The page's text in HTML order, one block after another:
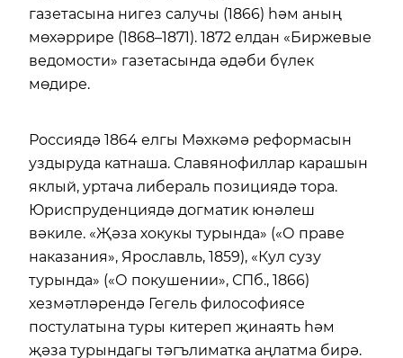
газетасына нигез салучы (1866) һәм аның
мөхәррире (1868–1871). 1872 елдан «Биржевые
ведомости» газетасында әдәби бүлек
мөдире.
Россиядә 1864 елгы Мәхкәмә реформасын
уздыруда катнаша. Славянофиллар карашын
яклый, уртача либераль позициядә тора.
Юриспруденциядә догматик юнәлеш
вәкиле. «Җәза хокукы турында» («О праве
наказания», Ярославль, 1859), «Кул сузу
турында» («О покушении», СПб., 1866)
хезмәтләрендә Гегель философиясе
постулатына туры китереп җинаять һәм
җәза турындагы тәгълиматка аңлатма бирә.